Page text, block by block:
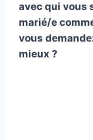
avec qui vous
marié/e
vous
mieux ?